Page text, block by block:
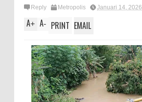
Reply Metropolis Januari 14, 2026
A+ A- PRINT EMAIL